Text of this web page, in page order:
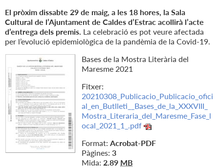
El pròxim dissabte 29 de maig, a les 18 hores, la Sala
Cultural de l’Ajuntament de Caldes d’Estrac acollirà l’acte
d’entrega dels premis. La celebració es pot veure afectada
per l’evolució epidemiològica de la pandèmia de la Covid-19.
Bases de la Mostra Literària del
Maresme 2021
Fitxer:
20210308_Publicacio_Publicacio_ofici
al_en_Butlleti__Bases_de_la_XXXVIII_
Mostra_Literaria_del_Maresme_Fase_l
ocal_2021_1_.pdf
Format: Acrobat-PDF
Pàgines: 3
Mida: 2.89 MB